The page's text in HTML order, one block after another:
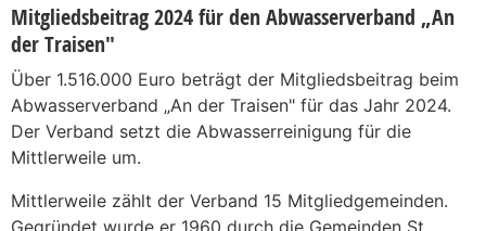
Mitgliedsbeitrag 2024 für den Abwasserverband „An
der Traisen"
Über 1.516.000 Euro beträgt der Mitgliedsbeitrag beim
Abwasserverband „An der Traisen" für das Jahr 2024.
Der Verband setzt die Abwasserreinigung für die
Mittlerweile um.
Mittlerweile zählt der Verband 15 Mitgliedgemeinden.
Gegründet wurde er 1960 durch die Gemeinden St.